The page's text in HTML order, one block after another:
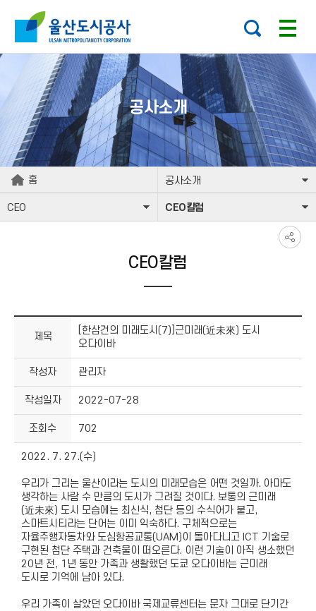
본문으로가기
주요 메뉴로 건너뛰기
공사소개
홈 공사소개
CEO CEO칼럼
CEO칼럼
제목
[한삼건의 미래도시(7)]근미래(近未來) 도시
오다이바
작성자 관리자
작성일자 2022-07-28
조회수 702
2022. 7. 27.(수)
우리가 그리는 울산이라는 도시의 미래모습은 어떤 것일까. 아마도
생각하는 사람 수 만큼의 도시가 그려질 것이다. 보통의 근미래
(近未來) 도시 모습에는 최신식, 첨단 등의 수식어가 붙고,
스마트시티라는 단어는 이미 익숙하다. 구체적으로는
자율주행자동차와 도심항공교통(UAM)이 돌아다니고 ICT 기술로
구현된 첨단 주택과 건축물이 떠오른다. 이런 기술이 아직 생소했던
20년 전, 1년 동안 가족과 생활했던 도쿄 오다이바는 근미래
도시로 기억에 남아 있다.
우리 가족이 살았던 오다이바 국제교류센터는 문자 그대로 단기간